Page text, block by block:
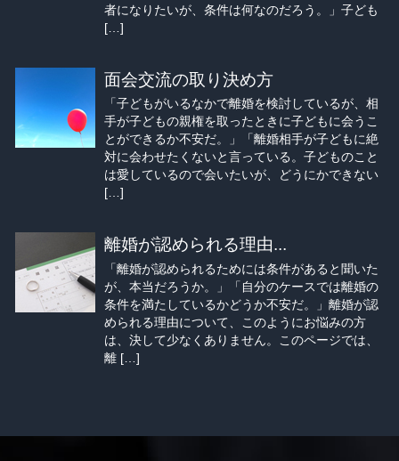
者になりたいが、条件は何なのだろう。」子ども
[…]
面会交流の取り決め方
「子どもがいるなかで離婚を検討しているが、相
手が子どもの親権を取ったときに子どもに会うこ
とができるか不安だ。」「離婚相手が子どもに絶
対に会わせたくないと言っている。子どものこと
は愛しているので会いたいが、どうにかできない
[…]
離婚が認められる理由...
「離婚が認められるためには条件があると聞いた
が、本当だろうか。」「自分のケースでは離婚の
条件を満たしているかどうか不安だ。」離婚が認
められる理由について、このようにお悩みの方
は、決して少なくありません。このページでは、
離 […]